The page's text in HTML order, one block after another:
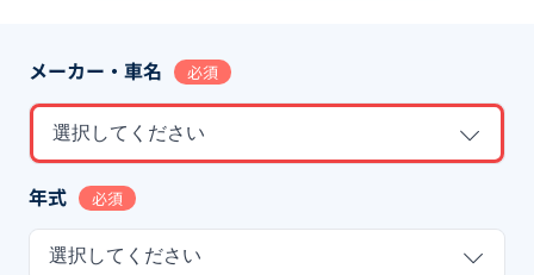
メーカー・車名 必須
選択してください
年式 必須
選択してください